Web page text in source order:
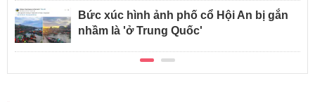
Bức xúc hình ảnh phố cổ Hội An bị gắn
nhầm là 'ở Trung Quốc'